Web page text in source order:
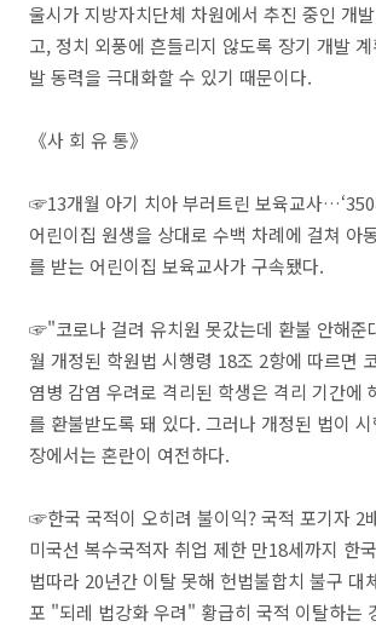
울시가 지방자치단체 차원에서 추진 중인 개
고, 정치 외풍에 흔들리지 않도록 장기 개발
발 동력을 극대화할 수 있기 때문이다.
《사 회 유 통》
☞13개월 아기 치아 부러트린 보육교사…‘350
어린이집 원생을 상대로 수백 차례에 걸쳐 아
를 받는 어린이집 보육교사가 구속됐다.
☞"코로나 걸려 유치원 못갔는데 환불 안해준
월 개정된 학원법 시행령 18조 2항에 따르면
염병 감염 우려로 격리된 학생은 격리 기간에
를 환불받도록 돼 있다. 그러나 개정된 법이
장에서는 혼란이 여전하다.
☞한국 국적이 오히려 불이익? 국적 포기자 2
미국선 복수국적자 취업 제한 만18세까지 한
법따라 20년간 이탈 못해 헌법불합치 불구 대
포 "되레 법강화 우려" 황급히 국적 이탈하는